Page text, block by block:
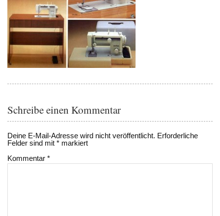
Schreibe einen Kommentar
Deine E-Mail-Adresse wird nicht veröffentlicht. Erforderliche
Felder sind mit* markiert
Kommentar*